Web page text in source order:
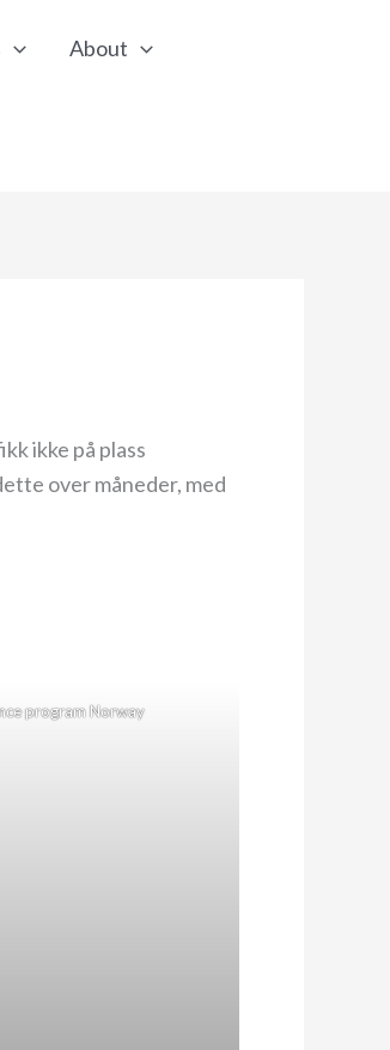
About
ikke på plass
over måneder, med
program Norway